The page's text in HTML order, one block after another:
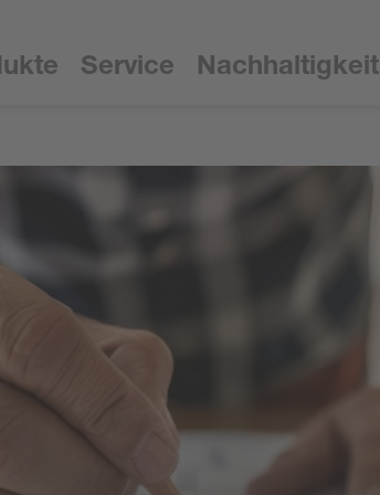
Service Nachhaltigkeit